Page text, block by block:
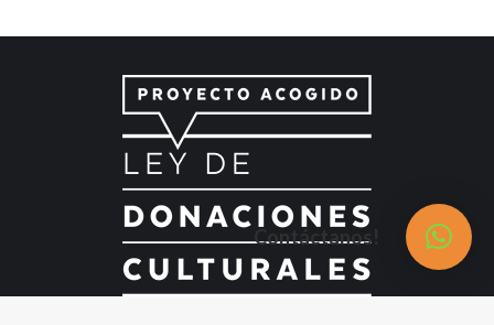
Contáctanos!